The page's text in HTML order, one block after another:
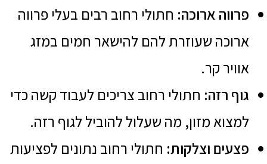
פרווה ארוכה: חתולי רחוב רבים בעלי פרווה
ארוכה שעוזרת להם להישאר חמים במזג
אוויר קר.
גוף רזה: חתולי רחוב צריכים לעבוד קשה כדי
למצוא מזון, מה שעלול להוביל לגוף רזה.
פצעים וצלקות: חתולי רחוב נתונים לפציעות